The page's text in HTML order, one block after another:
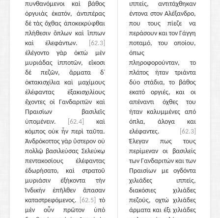
πυνθανόμενοι καὶ βάθος
ὀργυιὰς ἑκατόν, ἀντιπέρας
δὲ τὰς ὄχθας ἀποκεκρύφθαι
πλήθεσιν ὅπλων καὶ ἵππων
καὶ ἐλεφάντων.
[62.3]
ἐλέγοντο γὰρ ὀκτὼ μὲν
μυριάδας ἱπποτῶν, εἴκοσι
δὲ πεζῶν, ἅρματα δ᾽
ὀκτακισχίλια καὶ μαχίμους
ἐλέφαντας ἑξακισχιλίους
ἔχοντες οἱ Γανδαριτῶν καὶ
Πραισίων βασιλεῖς
ὑπομένειν.
[62.4]
καὶ
κόμπος οὐκ ἦν περὶ ταῦτα.
Ἀνδρόκοττος γὰρ ὕστερον οὐ
πολλῷ βασιλεύσας Σελεύκῳ
πεντακοσίους ἐλέφαντας
ἐδωρήσατο, καὶ στρατοῦ
μυριάσιν ἑξήκοντα τὴν
Ἰνδικὴν ἐπῆλθεν ἅπασαν
καταστρεφόμενος.
[62.5]
τὸ
μὲν οὖν πρῶτον ὑπὸ
ιππείς, αντιτάχθηκαν
έντονα στον Αλέξανδρο,
που τους πίεζε να
περάσουν και τον Γάγγη
ποταμό, του οποίου,
όπως
πληροφορούνταν, το
πλάτος ήταν τριάντα
δύο στάδια, το βάθος
εκατό οργιές, και οι
απέναντι όχθες του
ήταν καλυμμένες από
όπλα, άλογα και
ελέφαντες.
[62.3]
Έλεγαν πως τους
περίμεναν οι βασιλείς
των Γανδαριτών και των
Πραισίων με ογδόντα
χιλιάδες ιππείς,
διακόσιες χιλιάδες
πεζούς, οχτώ χιλιάδες
άρματα και έξι χιλιάδες